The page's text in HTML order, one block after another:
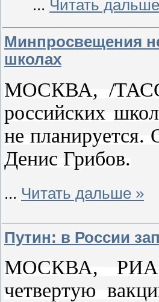
... Читать
Минпросвещения
школах
МОСКВА, /ТАСС/
российских
не
Денис Грибов.
... Читать дальше »
Путин: в России
МОСКВА, РИА
четвертую